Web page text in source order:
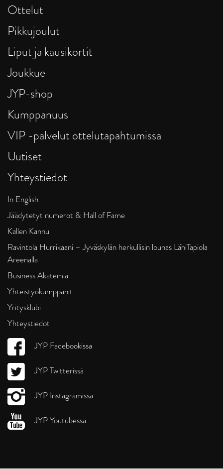
Ottelut
Pikkujoulut
Liput ja kausikortit
Joukkue
JYP-shop
Kumppanuus
VIP -palvelut ottelutapahtumissa
Uutiset
Yhteystiedot
In English
Jäädytetyt numerot & Hall of Fame
Kallen Kannu
Ravintola Hurrikaani – Jyväskylän herkullisin lounas LähiTapiola
Areenalla
Business Akatemia
Yhteistyökumppanit
Yritysklubi
Yhteystiedot
JYP Facebookissa
JYP Twitterissä
JYP Instagramissa
JYP Youtubessa